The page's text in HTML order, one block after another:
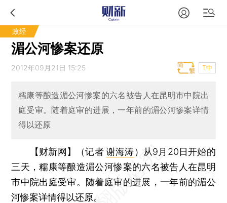
政经
湄公河惨案还原
2012年09月21日 15:25 T中
糯康等酿造湄公河惨案的六名被告人在昆明市中院出
庭受审。随着庭审的进展，一年前的湄公河惨案详情
得以还原
【财新网】（记者谢海涛） 从9月20日开始的
三天，糯康等酿造湄公河惨案的六名被告人在昆明
市中院出庭受审。随着庭审的进展，一年前的湄公
河惨案详情得以还原。